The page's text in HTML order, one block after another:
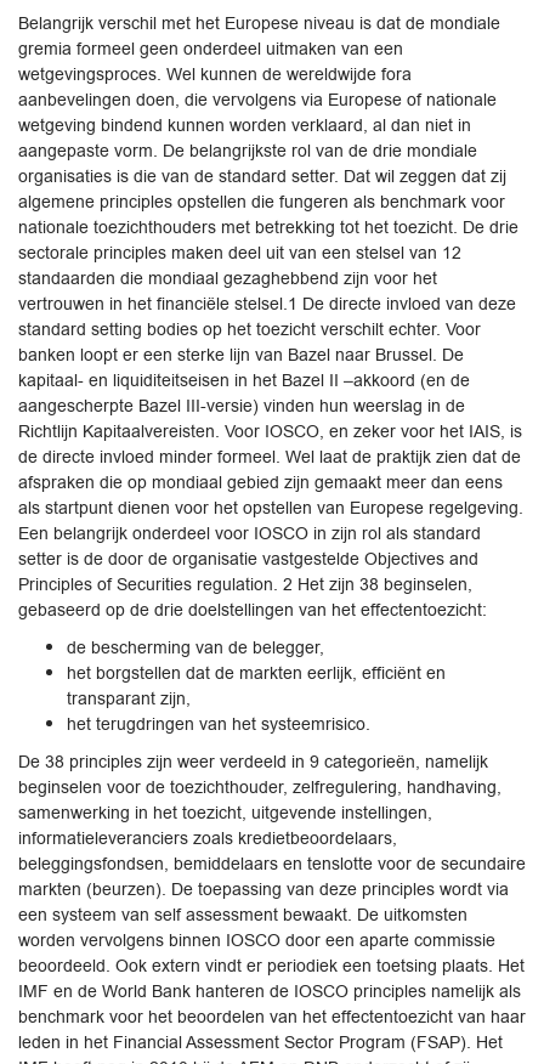
Belangrijk verschil met het Europese niveau is dat de mondiale
gremia formeel geen onderdeel uitmaken van een
wetgevingsproces. Wel kunnen de wereldwijde fora
aanbevelingen doen, die vervolgens via Europese of nationale
wetgeving bindend kunnen worden verklaard, al dan niet in
aangepaste vorm. De belangrijkste rol van de drie mondiale
organisaties is die van de standard setter. Dat wil zeggen dat zij
algemene principles opstellen die fungeren als benchmark voor
nationale toezichthouders met betrekking tot het toezicht. De drie
sectorale principles maken deel uit van een stelsel van 12
standaarden die mondiaal gezaghebbend zijn voor het
vertrouwen in het financiële stelsel.1 De directe invloed van deze
standard setting bodies op het toezicht verschilt echter. Voor
banken loopt er een sterke lijn van Bazel naar Brussel. De
kapitaal- en liquiditeitseisen in het Bazel II –akkoord (en de
aangescherpte Bazel III-versie) vinden hun weerslag in de
Richtlijn Kapitaalvereisten. Voor IOSCO, en zeker voor het IAIS, is
de directe invloed minder formeel. Wel laat de praktijk zien dat de
afspraken die op mondiaal gebied zijn gemaakt meer dan eens
als startpunt dienen voor het opstellen van Europese regelgeving.
Een belangrijk onderdeel voor IOSCO in zijn rol als standard
setter is de door de organisatie vastgestelde Objectives and
Principles of Securities regulation. 2 Het zijn 38 beginselen,
gebaseerd op de drie doelstellingen van het effectentoezicht:
de bescherming van de belegger,
het borgstellen dat de markten eerlijk, efficiënt en
transparant zijn,
het terugdringen van het systeemrisico.
De 38 principles zijn weer verdeeld in 9 categorieën, namelijk
beginselen voor de toezichthouder, zelfregulering, handhaving,
samenwerking in het toezicht, uitgevende instellingen,
informatieleveranciers zoals kredietbeoordelaars,
beleggingsfondsen, bemiddelaars en tenslotte voor de secundaire
markten (beurzen). De toepassing van deze principles wordt via
een systeem van self assessment bewaakt. De uitkomsten
worden vervolgens binnen IOSCO door een aparte commissie
beoordeeld. Ook extern vindt er periodiek een toetsing plaats. Het
IMF en de World Bank hanteren de IOSCO principles namelijk als
benchmark voor het beoordelen van het effectentoezicht van haar
leden in het Financial Assessment Sector Program (FSAP). Het